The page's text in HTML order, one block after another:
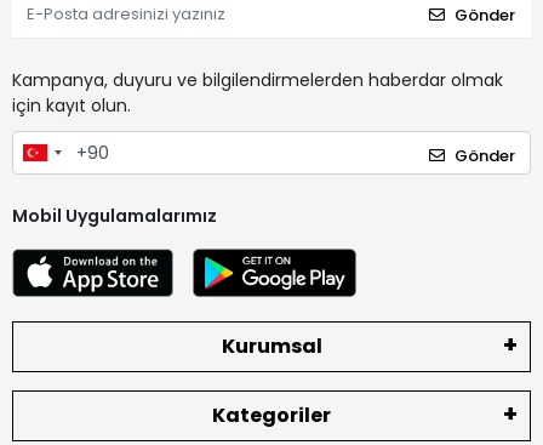
Gönder
Kampanya, duyuru ve bilgilendirmelerden haberdar olmak
için kayıt olun.
Gönder
Mobil Uygulamalarımız
Kurumsal
Kategoriler